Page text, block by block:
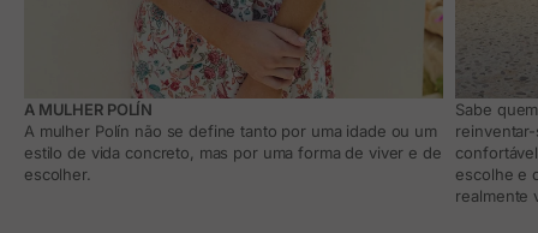
A MULHER POLÍN
A mulher Polín não se define tanto por uma idade ou um
estilo de vida concreto, mas por uma forma de viver e de
escolher.
Sabe
escolhe e
realmente